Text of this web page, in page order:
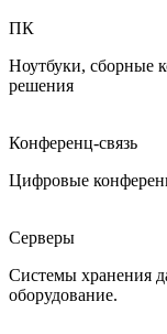
ПК
Ноутбуки, сборные
решения
Конференц-связь
Цифровые
Серверы
Системы хранения
оборудование.